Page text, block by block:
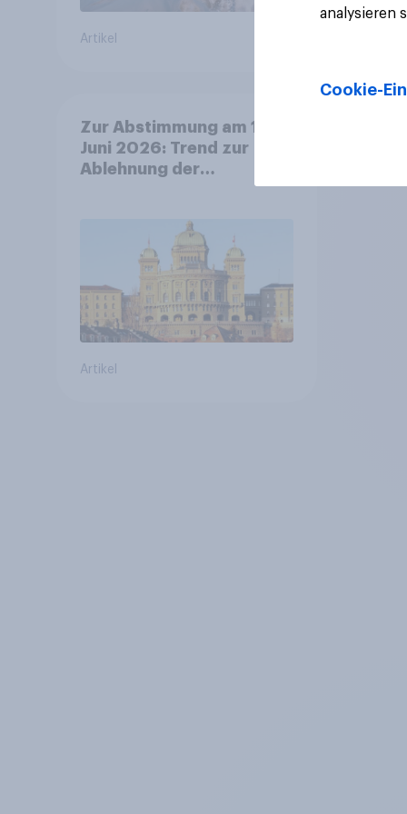
Artikel
Zur Abstimmung am 14.
Juni 2026: Trend zur
Ablehnung der
Bevölkerungsobergrenze
für Annahme des
Zivildienstgesetz sinken
Artikel
analysieren
Cookie-